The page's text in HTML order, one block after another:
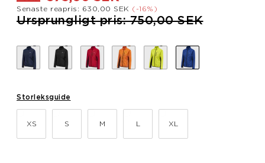
Senaste reapris: 630,00 SEK (-16%)
Pris nedsatt från
Ursprungligt pris: 750,00 SEKtill
Storleksguide
XS S M L XL